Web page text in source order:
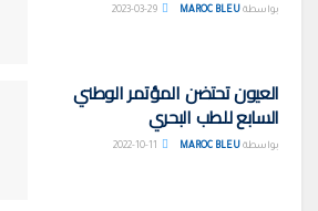
بواسطة MAROC BLEU
العيون تحتضن المؤتمر الوطني
السابع للطب البحري
بواسطة MAROC BLEU